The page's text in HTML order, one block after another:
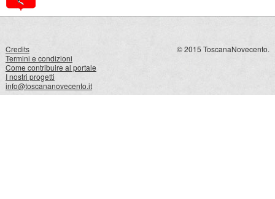
Credits
Termini e condizioni
Come contribuire al portale
I nostri progetti
info@toscananovecento.it
© 2015 ToscanaNovecento.